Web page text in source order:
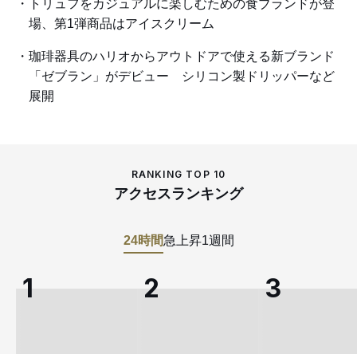
トリュフをカジュアルに楽しむための食ブランドが登
場、第1弾商品はアイスクリーム
珈琲器具のハリオからアウトドアで使える新ブランド
「ゼブラン」がデビュー シリコン製ドリッパーなど
展開
RANKING TOP 10
アクセスランキング
24時間急上昇1週間